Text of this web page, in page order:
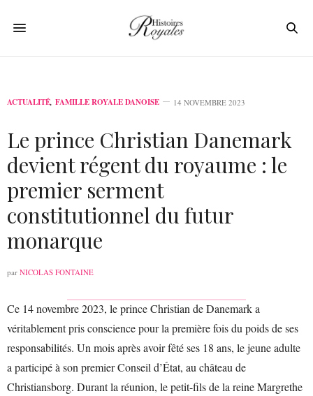
ACTUALITÉ, FAMILLE ROYALE DANOISE 14 NOVEMBRE 2023
Le prince Christian Danemark
devient régent du royaume : le
premier serment
constitutionnel du futur
monarque
par NICOLAS FONTAINE
Ce 14 novembre 2023, le prince Christian de Danemark a
véritablement pris conscience pour la première fois du poids de ses
responsabilités. Un mois après avoir fêté ses 18 ans, le jeune adulte
a participé à son premier Conseil d’État, au château de
Christiansborg. Durant la réunion, le petit-fils de la reine Margrethe